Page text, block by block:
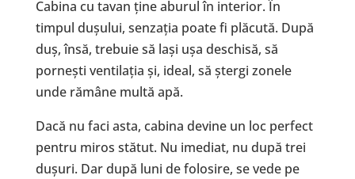
Cabina cu tavan ține aburul în interior. În
timpul dușului, senzația poate fi plăcută. După
duș, însă, trebuie să lași ușa deschisă, să
pornești ventilația și, ideal, să ștergi zonele
unde rămâne multă apă.
Dacă nu faci asta, cabina devine un loc perfect
pentru miros stătut. Nu imediat, nu după trei
dușuri. Dar după luni de folosire, se vede pe